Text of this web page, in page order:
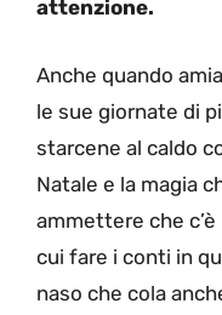
attenzione.
Anche quando
le sue giornate di
starcene al caldo
Natale e la magia
ammettere che
cui fare i conti in
naso che cola